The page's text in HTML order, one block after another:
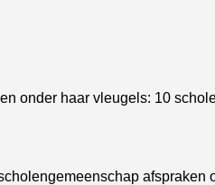
onder haar vleugels: 10
afspraken